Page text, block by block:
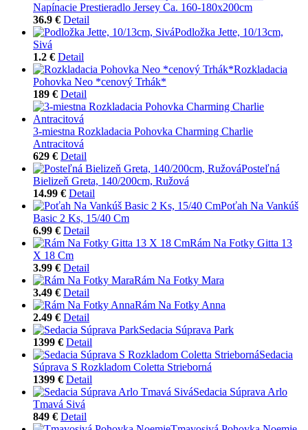
Napínacie Prestieradlo Jersey Ca. 160-180x200cm
36.9 € Detail
Podložka Jette, 10/13cm,
Sivá
1.2 € Detail
Rozkladacia
Pohovka Neo *cenový Trhák*
189 € Detail
3-miestna Rozkladacia Pohovka Charming Charlie
Antracitová
629 € Detail
Posteľná
Bielizeň Greta, 140/200cm, Ružová
14.99 € Detail
Poťah Na Vankúš
Basic 2 Ks, 15/40 Cm
6.99 € Detail
Rám Na Fotky Gitta 13
X 18 Cm
3.99 € Detail
Rám Na Fotky Mara
3.49 € Detail
Rám Na Fotky Anna
2.49 € Detail
Sedacia Súprava Park
1399 € Detail
Sedacia
Súprava S Rozkladom Coletta Strieborná
1399 € Detail
Sedacia Súprava Arlo
Tmavá Sivá
849 € Detail